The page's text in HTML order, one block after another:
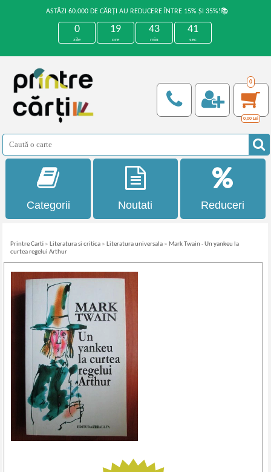
ASTĂZI 60.000 DE CĂRȚI AU REDUCERE ÎNTRE 15% ȘI 35%!📚
0
zile
19
ore
43
min
41
sec
0
0,00 Lei
Categorii Noutati Reduceri
Printre Carti » Literatura si critica » Literatura universala » Mark Twain - Un yankeu la
curtea regelui Arthur